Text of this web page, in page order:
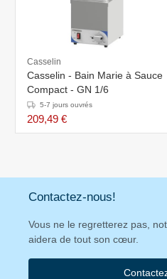
Casselin
Casselin - Bain Marie à Sauce
Compact - GN 1/6
5-7 jours ouvrés
209,49 €
Contactez-nous!
Vous ne le regretterez pas,
aidera de tout son cœur.